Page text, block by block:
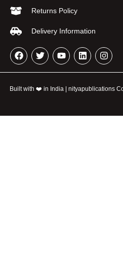
Returns Policy
Delivery Information
Built with ❤️ in India | nityapublications